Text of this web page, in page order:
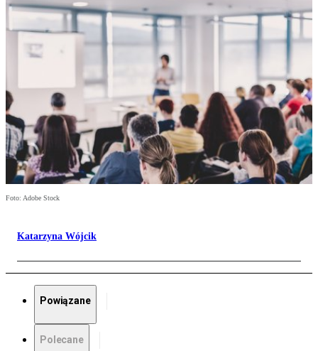
Foto: Adobe Stock
Katarzyna Wójcik
Powiązane
Polecane